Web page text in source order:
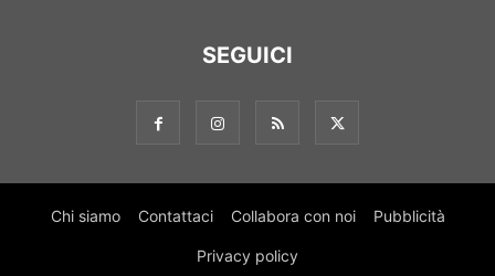
SEGUICI
Chi siamo Contattaci Collabora con noi Pubblicità
Privacy policy